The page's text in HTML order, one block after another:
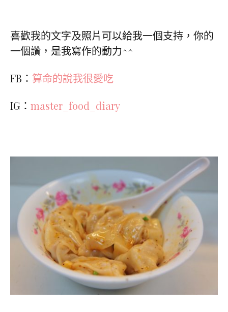
喜歡我的文字及照片可以給我一個支持，你的
一個讚，是我寫作的動力^^
FB： 算命的說我很愛吃
IG： master_food_diary